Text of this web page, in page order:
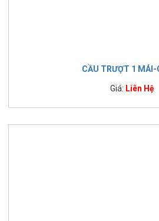
CẦU TRƯỢT 1
Giá: Liên Hệ